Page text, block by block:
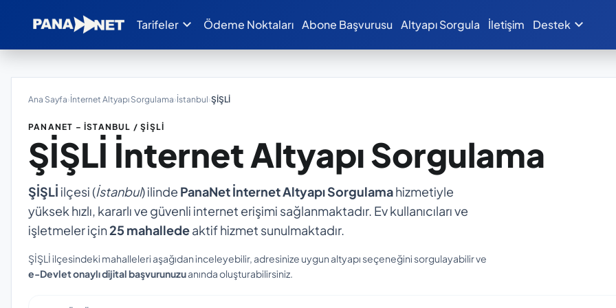
Tarifeler expand_more Ödeme Noktaları Abone Başvurusu Altyapı Sorgula İletişim Destek expand_more
Ana Sayfa›İnternet Altyapı Sorgulama›İstanbul›ŞİŞLİ
PANANET – İSTANBUL / ŞİŞLİ
ŞİŞLİ İnternet Altyapı Sorgulama
ŞİŞLİ ilçesi (İstanbul) ilinde PanaNet İnternet Altyapı Sorgulamahizmetiyle
yüksek hızlı, kararlı ve güvenli internet erişimi sağlanmaktadır. Ev kullanıcıları ve
işletmeler için25 mahalledeaktif hizmet sunulmaktadır.
ŞİŞLİ ilçesindeki mahalleleri aşağıdan inceleyebilir, adresinize uygun altyapı seçeneğini sorgulayabilir ve
e-Devlet onaylı dijital başvurunuzuanında oluşturabilirsiniz.